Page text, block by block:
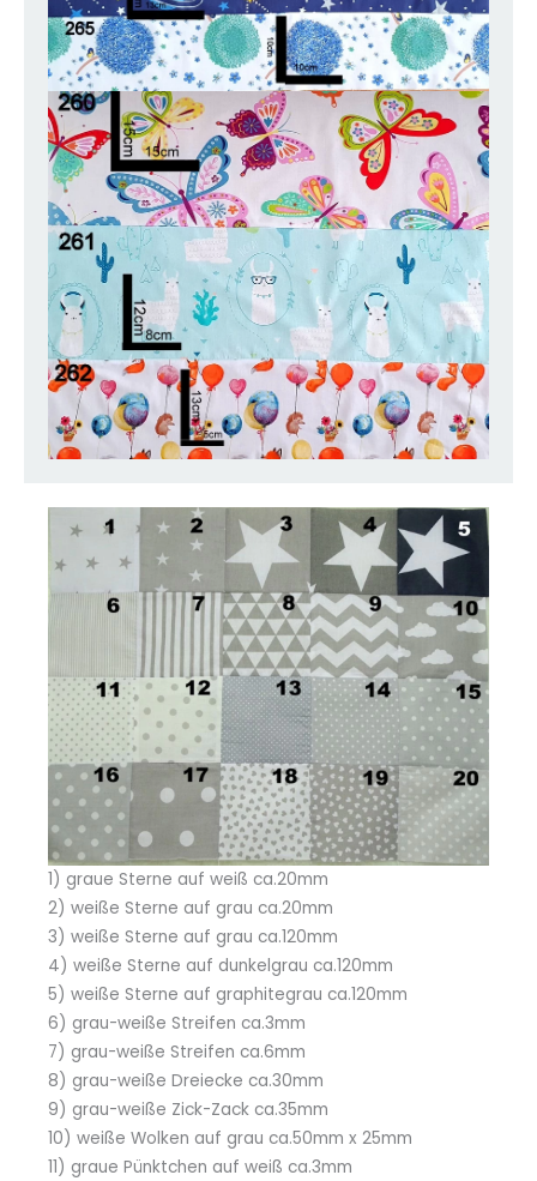
1) graue Sterne auf weiß ca.20mm
2) weiße Sterne auf grau ca.20mm
3) weiße Sterne auf grau ca.120mm
4) weiße Sterne auf dunkelgrau ca.120mm
5) weiße Sterne auf graphitegrau ca.120mm
6) grau-weiße Streifen ca.3mm
7) grau-weiße Streifen ca.6mm
8) grau-weiße Dreiecke ca.30mm
9) grau-weiße Zick-Zack ca.35mm
10) weiße Wolken auf grau ca.50mm x 25mm
11) graue Pünktchen auf weiß ca.3mm